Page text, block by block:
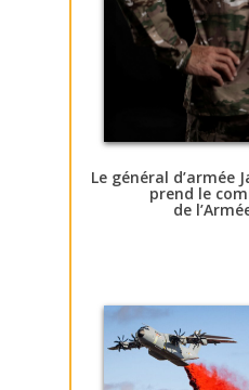
Le général d’armée
prend le
de